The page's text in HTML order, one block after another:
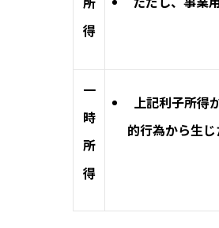
得
一
時
所
得
上記利子所得
的行為から生